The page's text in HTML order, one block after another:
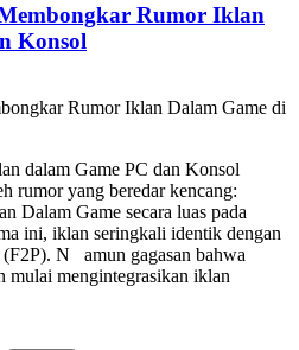
Rumor Iklan
Konsol
dalam Game PC dan Konsol
rumor yang beredar kencang:
Dalam Game secara luas pada
ini, iklan seringkali identik dengan
(F2P). N amun gagasan bahwa
mulai mengintegrasikan iklan